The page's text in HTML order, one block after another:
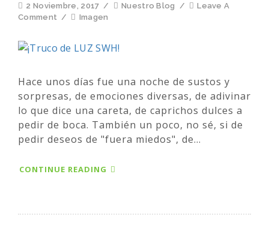
2 Noviembre, 2017 / Nuestro Blog /
Leave A
Comment / Imagen
Hace unos días fue una noche de sustos y
sorpresas, de emociones diversas, de adivinar
lo que dice una careta, de caprichos dulces a
pedir de boca. También un poco, no sé, si de
pedir deseos de "fuera miedos", de...
CONTINUE READING